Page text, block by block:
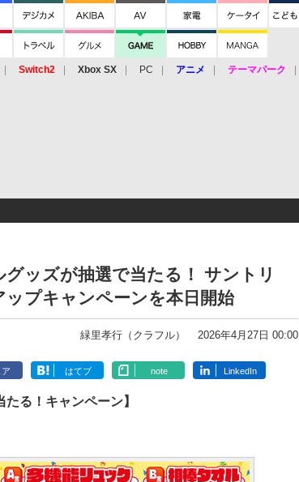
Switch2 Xbox SX PC アニメ テーマパーク
グッズが抽選で当たる！ サントリ
プキャンペーンを本日開始
緑里孝行（クラフル） 2026年4月27日 00:00
ア はてブ note LinkedIn
たる！キャンペーン】